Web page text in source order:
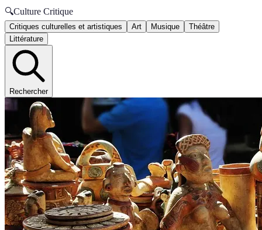
🔍Culture Critique
Critiques culturelles et artistiques Art Musique
Théâtre
Littérature
Rechercher